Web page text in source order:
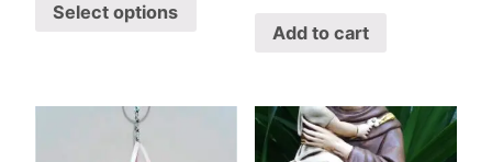
Select options
Add to cart